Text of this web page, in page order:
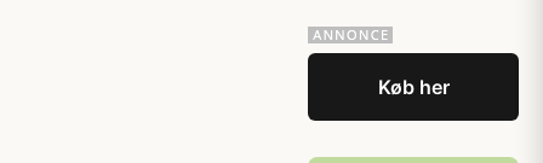
Køb her